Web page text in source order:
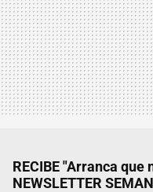
RECIBE "Arranca que
NEWSLETTER